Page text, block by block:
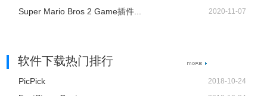
Super Mario Bros 2 Game插件... 2020-11-07
软件下载热门排行
PicPick 2018-10-24